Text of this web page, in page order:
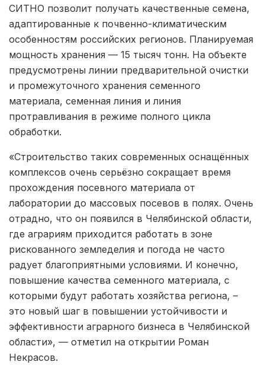
СИТНО позволит получать качественные семена,
адаптированные к почвенно-климатическим
особенностям российских регионов. Планируемая
мощность хранения — 15 тысяч тонн. На объекте
предусмотрены линии предварительной очистки
и промежуточного хранения семенного
материала, семенная линия и линия
протравливания в режиме полного цикла
обработки.
«Строительство таких современных оснащённых
комплексов очень серьёзно сокращает время
прохождения посевного материала от
лаборатории до массовых посевов в полях. Очень
отрадно, что он появился в Челябинской области,
где аграриям приходится работать в зоне
рискованного земледелия и погода не часто
радует благоприятными условиями. И конечно,
повышение качества семенного материала, с
которыми будут работать хозяйства региона, –
это новый шаг в повышении устойчивости и
эффективности аграрного бизнеса в Челябинской
области», — отметил на открытии Роман
Некрасов.